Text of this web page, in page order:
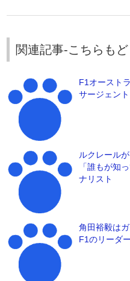
関連記事-こちらも
F1オースト
サージェン
ルクレール
「誰もが知
ナリスト
角田裕毅は
F1のリーダ